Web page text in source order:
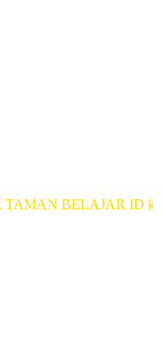
BELAJAR IDklik di